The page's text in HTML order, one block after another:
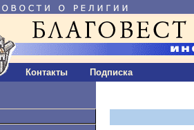
Контакты Подписка